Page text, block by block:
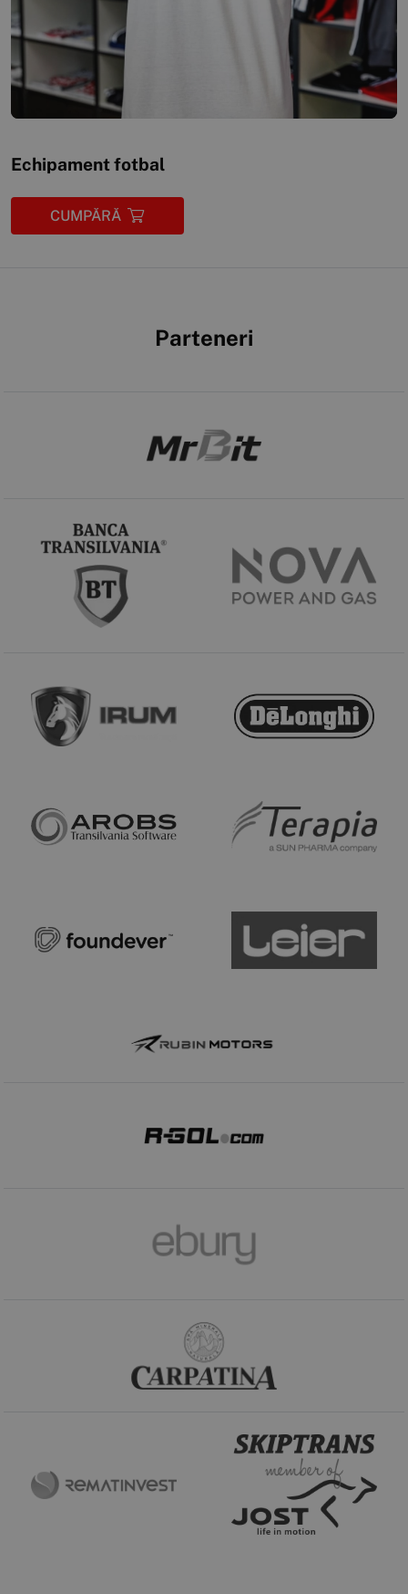
Echipament fotbal
CUMPĂRĂ
Parteneri